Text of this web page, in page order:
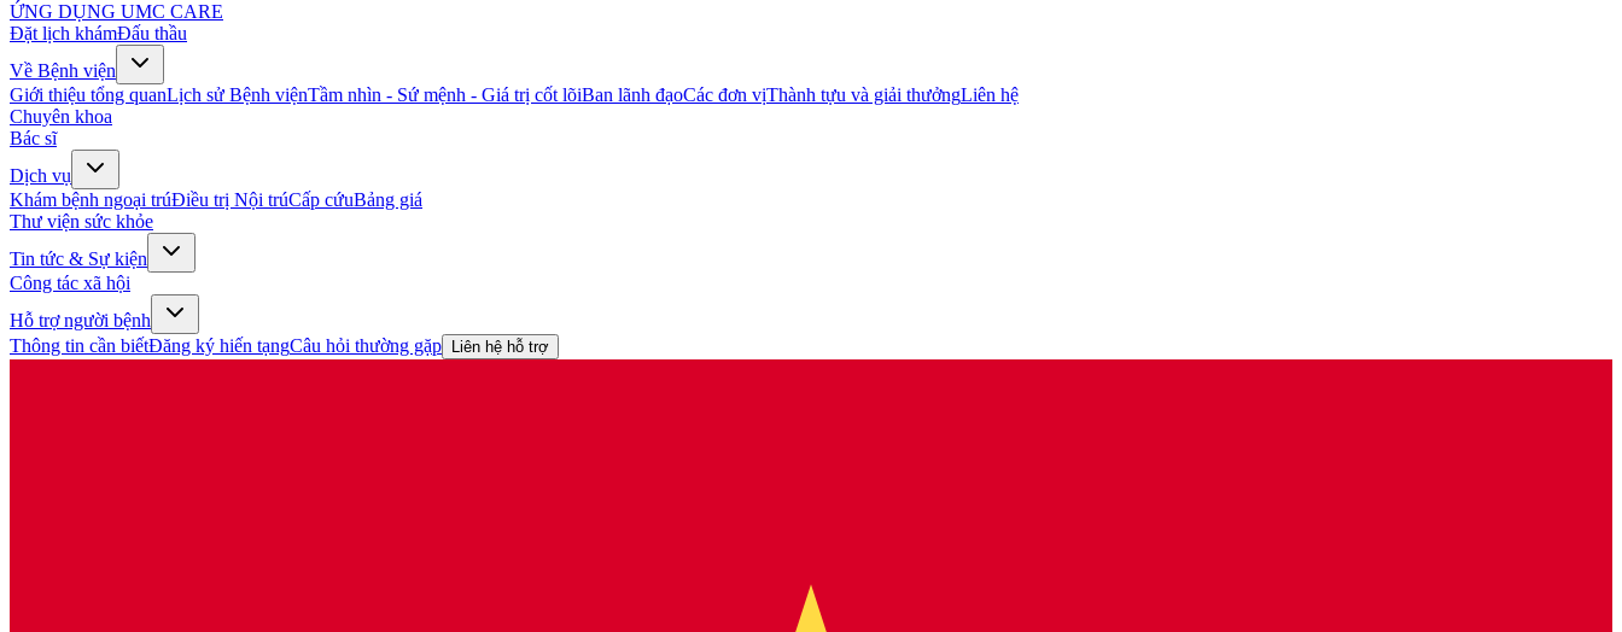
ỨNG DỤNG UMC CARE
Đặt lịch khámĐấu thầu
Về Bệnh viện
Giới thiệu tổng quanLịch sử Bệnh việnTầm nhìn - Sứ mệnh - Giá trị cốt lõiBan lãnh đạoCác đơn vịThành tựu và giải thưởngLiên hệ
Chuyên khoa
Bác sĩ
Dịch vụ
Khám bệnh ngoại trúĐiều trị Nội trúCấp cứuBảng giá
Thư viện sức khỏe
Tin tức & Sự kiện
Công tác xã hội
Hỗ trợ người bệnh
Thông tin cần biếtĐăng ký hiến tạngCâu hỏi thường gặp Liên hệ hỗ trợ